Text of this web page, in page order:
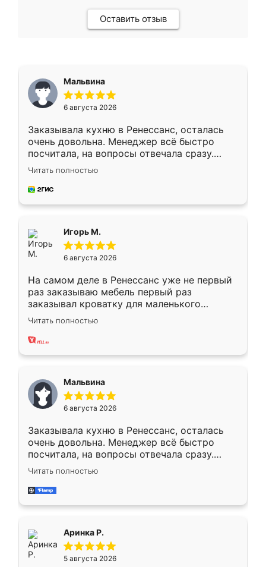
Оставить отзыв
Мальвина
6 августа 2026
Заказывала кухню в Ренессанс, осталась
очень довольна. Менеджер всё быстро
посчитала, на вопросы отвечала сразу.
Замерщик приехал в субботу, подошёл к
делу со всей ответственностью. Собрали
за день, ребята работали аккуратно, даже
Читать полностью
Игорь М.
6 августа 2026
На самом деле в Ренессанс уже не первый
раз заказываю мебель первый раз
заказывал кроватку для маленького
ребёнка при его рождении ,во второй раз
заказал шкаф-купе. По качеству очень
хорошее сборка достаточно быстрая,
меньше, здесь же он более разнообразный.
Мне нравится ,если что-то потребуется из
мебели буду заказывать только здесь.
Читать полностью
Мальвина
6 августа 2026
Заказывала кухню в Ренессанс, осталась
очень довольна. Менеджер всё быстро
посчитала, на вопросы отвечала сразу.
Замерщик приехал в субботу, подошёл к
делу со всей ответственностью. Собрали
за день, ребята работали аккуратно, даже
Читать полностью
Аринка Р.
5 августа 2026